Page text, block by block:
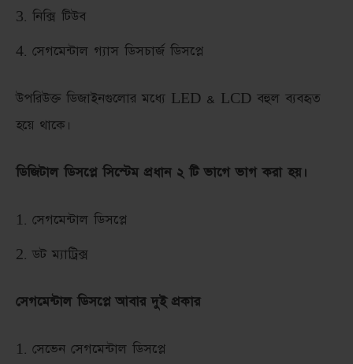
নিক্সি টিউব
সেগমেন্টাল গ্যাস ডিসচার্জ ডিসপ্লে
উপরিউক্ত ডিজাইনগুলোর মধ্যে LED & LCD বহুল ব্যবহৃত
হয়ে থাকে।
ডিজিটাল ডিসপ্লে সিস্টেম প্রধান ২ টি ভাগে ভাগ করা হয়।
সেগমেন্টাল ডিসপ্লে
ডট ম্যাট্রিক্স
সেগমেন্টাল ডিসপ্লে আবার দুই প্রকার
সেভেন সেগমেন্টাল ডিসপ্লে